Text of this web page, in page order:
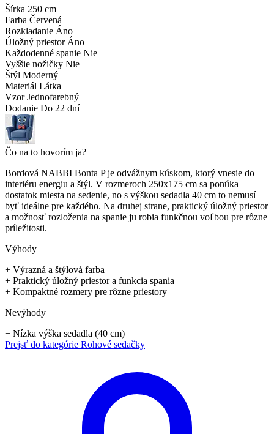
Šírka 250 cm
Farba Červená
Rozkladanie Áno
Úložný priestor Áno
Každodenné spanie Nie
Vyššie nožičky Nie
Štýl Moderný
Materiál Látka
Vzor Jednofarebný
Dodanie Do 22 dní
Čo na to hovorím ja?
Bordová NABBI Bonta P je odvážnym kúskom, ktorý vnesie do
interiéru energiu a štýl. V rozmeroch 250x175 cm sa ponúka
dostatok miesta na sedenie, no s výškou sedadla 40 cm to nemusí
byť ideálne pre každého. Na druhej strane, praktický úložný priestor
a možnosť rozloženia na spanie ju robia funkčnou voľbou pre rôzne
príležitosti.
Výhody
+ Výrazná a štýlová farba
+ Praktický úložný priestor a funkcia spania
+ Kompaktné rozmery pre rôzne priestory
Nevýhody
− Nízka výška sedadla (40 cm)
Prejsť do kategórie Rohové sedačky